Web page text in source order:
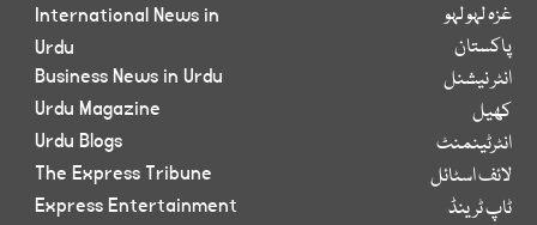
غزہ لہو لہو
پاکستان
انٹر نیشنل
کھیل
انٹرٹینمنٹ
لائف اسٹائل
ٹاپ ٹرینڈ
International News in
Urdu
Business News in Urdu
Urdu Magazine
Urdu Blogs
The Express Tribune
Express Entertainment